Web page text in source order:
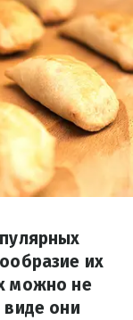
их
можно не
виде они